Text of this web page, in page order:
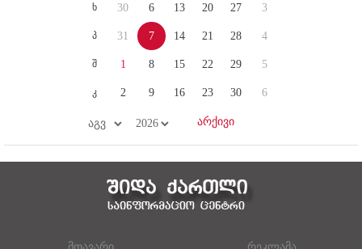
ხ
პ
შ
კ
30
31
1
2
6
7
8
9
13
14
15
16
20
21
22
23
27
28
29
30
3
4
5
6